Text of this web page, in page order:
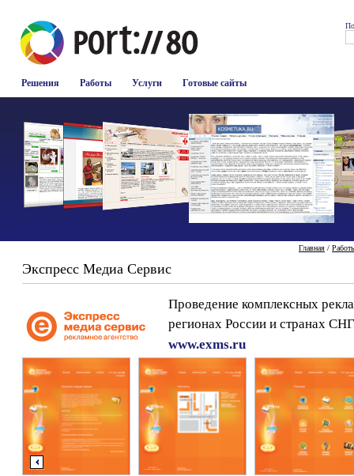
Решения Работы Услуги Готовые сайты
Главная /
Экспресс Медиа Сервис
Проведение комплексных
регионах России и странах СНГ
www.exms.ru